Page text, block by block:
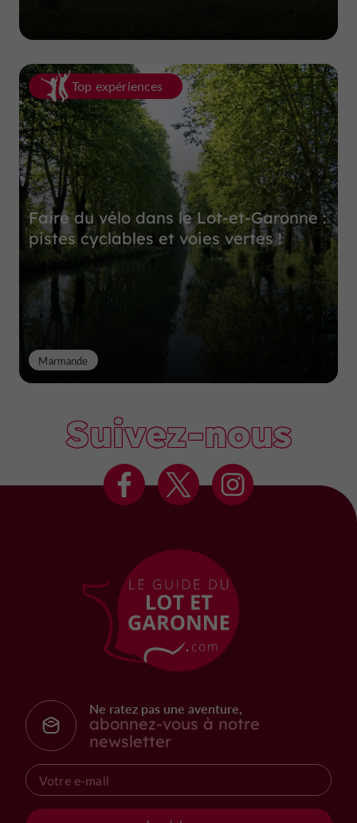
Top expériences
Faire du vélo dans le Lot-et-Garonne :
pistes cyclables et voies vertes !
Marmande
Suivez-nous
Ne ratez pas une aventure,
abonnez-vous à notre
newsletter